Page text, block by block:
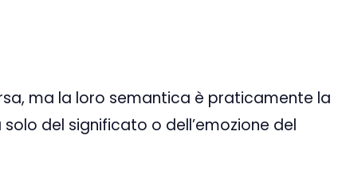
ma la loro semantica è praticamente la
del significato o dell’emozione del